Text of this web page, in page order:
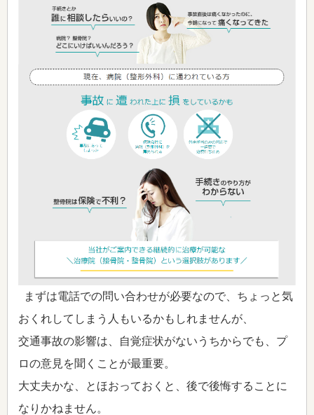
まずは電話での問い合わせが必要なので、ちょっと気
おくれしてしまう人もいるかもしれませんが、
交通事故の影響は、自覚症状がないうちからでも、プ
ロの意見を聞くことが最重要。
大丈夫かな、とほおっておくと、後で後悔することに
なりかねません。